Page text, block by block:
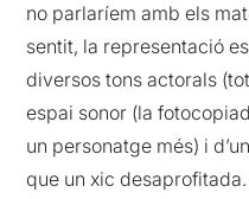
no parlaríem amb els
sentit, la representació
diversos tons actorals
espai sonor (la
un personatge més) i
que un xic